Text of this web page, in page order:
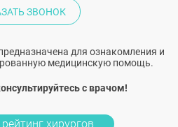
ЗВОНОК
для ознакомления и
медицинскую помощь.
с врачом!
хирургов